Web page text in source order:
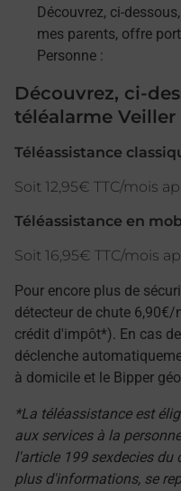
Découvrez, ci-
mes parents, offre
Personne :
Découvrez, ci-
téléalarme
Téléassistance
Soit 12,95€ TTC/mois
Téléassistance en
Soit 16,95€ TTC/mois
Pour encore plus de
détecteur de chute
crédit d'impôt*). En cas
déclenche
à domicile et le Bipper
*La téléassistance est
aux services à la
l'article 199 sexdecies du
plus d'informations, se